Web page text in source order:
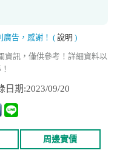
告，感謝！ ( 說明 )
資訊，僅供參考！詳細資料以
日期:2023/09/20
周邊實價